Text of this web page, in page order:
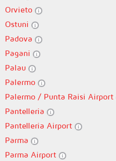
Orvieto
Ostuni
Padova
Pagani
Palau
Palermo
Palermo / Punta Raisi Airport
Pantelleria
Pantelleria Airport
Parma
Parma Airport